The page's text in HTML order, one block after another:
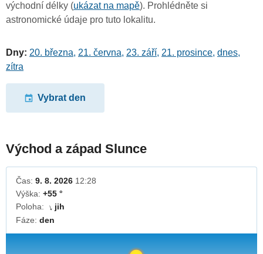
východní délky (ukázat na mapě). Prohlédněte si
astronomické údaje pro tuto lokalitu.
Dny: 20. března, 21. června, 23. září, 21. prosince, dnes,
zítra
Vybrat den
Východ a západ Slunce
Čas: 9. 8. 2026 12:28
Výška: +55 °
Poloha:
↓ jih
Fáze: den